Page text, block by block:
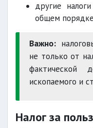
другие
общем
Важно:
не только от
фактической
ископаемого и
Налог за